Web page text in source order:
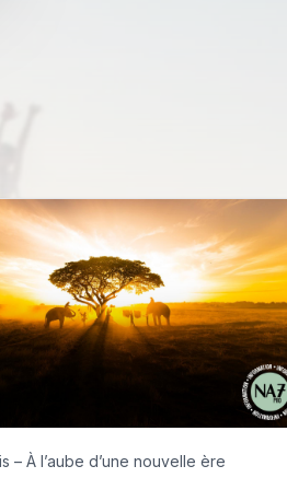
– À l’aube d’une nouvelle ère